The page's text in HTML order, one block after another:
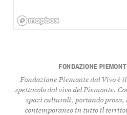
FONDAZIONE
Fondazione Piemonte dal Vivo è
spettacolo dal vivo del Piemonte.
spazi culturali, portandoprosa,
contemporaneoin tutto il